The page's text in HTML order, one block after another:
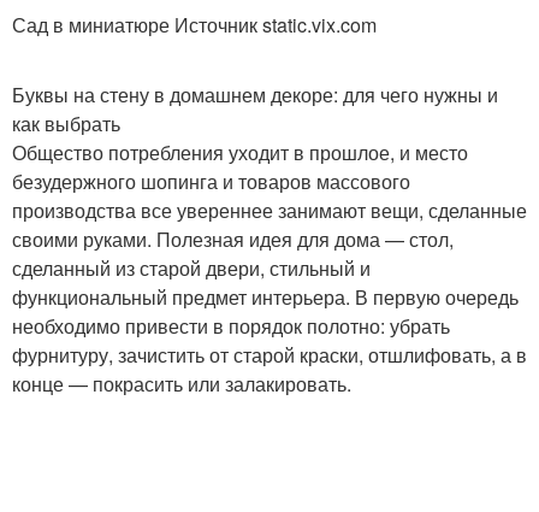
Сад в миниатюре Источник static.vix.com
Буквы на стену в домашнем декоре: для чего нужны и
как выбрать
Общество потребления уходит в прошлое, и место
безудержного шопинга и товаров массового
производства все увереннее занимают вещи, сделанные
своими руками. Полезная идея для дома — стол,
сделанный из старой двери, стильный и
функциональный предмет интерьера. В первую очередь
необходимо привести в порядок полотно: убрать
фурнитуру, зачистить от старой краски, отшлифовать, а в
конце — покрасить или залакировать.